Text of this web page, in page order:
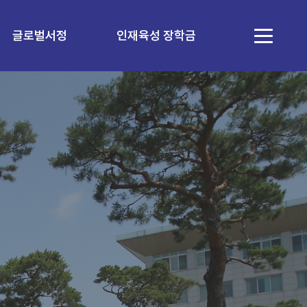
글로벌서정 인재육성 장학금